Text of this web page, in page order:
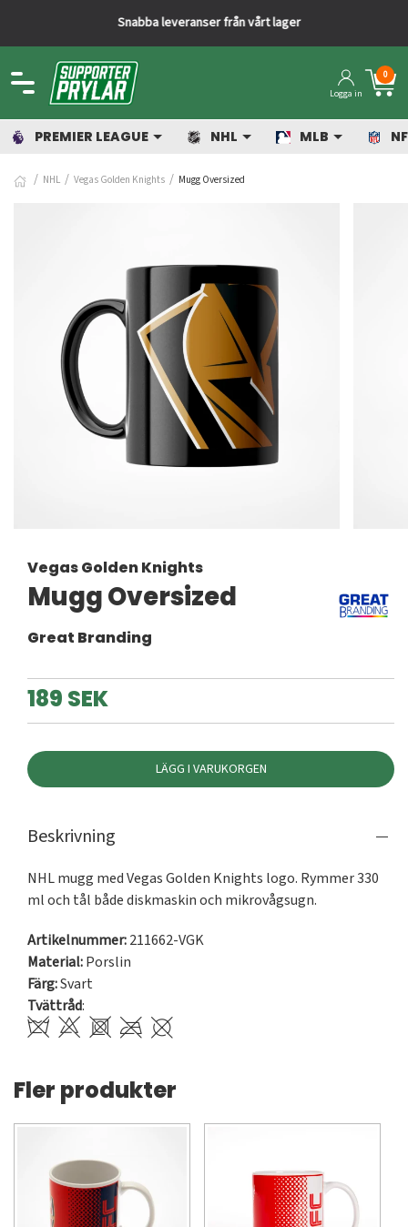
Snabba leveranser från vårt lager
Logga in
0
PREMIER LEAGUE NHL MLB
NHL Vegas Golden Knights Mugg Oversized
Vegas Golden Knights
Mugg Oversized
Great Branding
189 SEK
LÄGG I VARUKORGEN
Beskrivning
NHL mugg med Vegas Golden Knights logo. Rymmer 330
ml och tål både diskmaskin och mikrovågsugn.
Artikelnummer:211662-VGK
Material:Porslin
Färg:Svart
Tvättråd:
Fler produkter